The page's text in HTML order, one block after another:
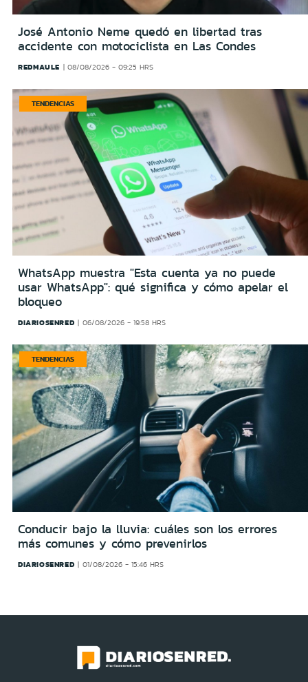
José Antonio Neme quedó en libertad tras
accidente con motociclista en Las Condes
REDMAULE 08/08/2026 - 09:25 HRS
TENDENCIAS
WhatsApp muestra "Esta cuenta ya no puede
usar WhatsApp": qué significa y cómo apelar el
bloqueo
DIARIOSENRED 06/08/2026 - 19:58 HRS
TENDENCIAS
Conducir bajo la lluvia: cuáles son los errores
más comunes y cómo prevenirlos
DIARIOSENRED 01/08/2026 - 15:46 HRS